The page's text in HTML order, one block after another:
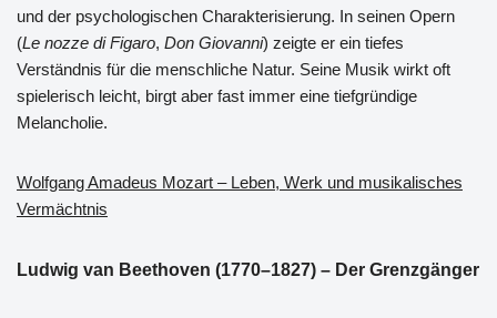
und der psychologischen Charakterisierung. In seinen Opern
(Le nozze di Figaro, Don Giovanni) zeigte er ein tiefes
Verständnis für die menschliche Natur. Seine Musik wirkt oft
spielerisch leicht, birgt aber fast immer eine tiefgründige
Melancholie.
Wolfgang Amadeus Mozart – Leben, Werk und musikalisches
Vermächtnis
Ludwig van Beethoven (1770–1827) – Der Grenzgänger